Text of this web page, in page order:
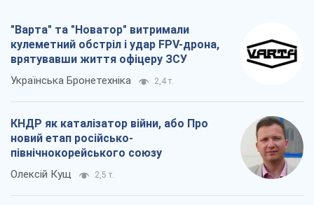
"Варта" та "Новатор" витримали
кулеметний обстріл і удар FPV-дрона,
врятувавши життя офіцеру ЗСУ
Українська Бронетехніка 2,4 т.
КНДР як каталізатор війни, або Про
новий етап російсько-
північнокорейського союзу
Олексій Кущ 2,5 т.